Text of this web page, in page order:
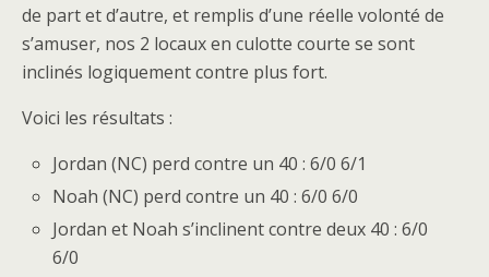
de part et d’autre, et remplis d’une réelle volonté de
s’amuser, nos 2 locaux en culotte courte se sont
inclinés logiquement contre plus fort.
Voici les résultats :
Jordan (NC) perd contre un 40 : 6/0 6/1
Noah (NC) perd contre un 40 : 6/0 6/0
Jordan et Noah s’inclinent contre deux 40 : 6/0
6/0